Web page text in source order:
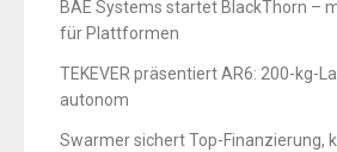
BAE Systems startet BlackThorn –
für Plattformen
TEKEVER präsentiert AR6: 200-kg-
autonom
Swarmer sichert Top-Finanzierung,